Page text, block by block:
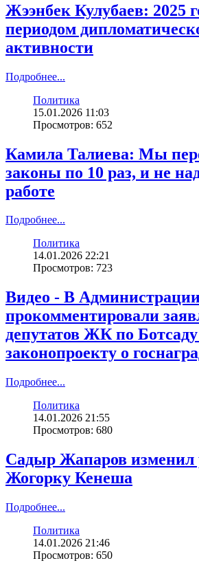
Жээнбек Кулубаев: 2025
периодом
активности
Подробнее...
Политика
15.01.2026 11:03
Просмотров: 652
Камила Талиева: Мы
законы по 10 раз, и не
работе
Подробнее...
Политика
14.01.2026 22:21
Просмотров: 723
Видео - В
прокомментировали
депутатов ЖК по
законопроекту о
Подробнее...
Политика
14.01.2026 21:55
Просмотров: 680
Садыр Жапаров изменил
Жогорку Кенеша
Подробнее...
Политика
14.01.2026 21:46
Просмотров: 650